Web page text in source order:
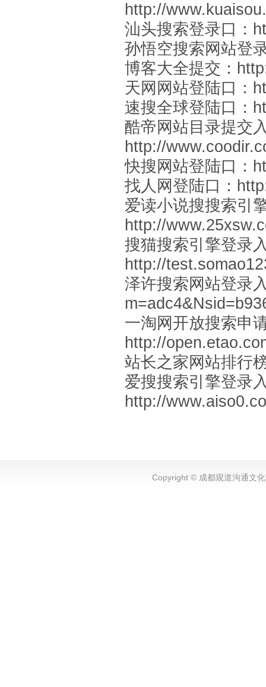
http://
汕头搜索登录口：
孙悟空搜索网站登
博客大全提交：
天网网站登陆口：
速搜全球登陆口：
酷帝网站目录提交
http://
快搜网站登陆口：
找人网登陆口：
爱读小说搜搜索引
http://
搜猫搜索引擎登录
http://
泽许搜索网站登录
一淘网开放搜索申
http://
站长之家网站排行
爱搜搜索引擎登录
http://
Copyright © 成都观道沟通文